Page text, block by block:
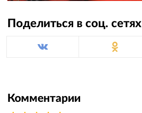
Поделиться в соц. сетях
Комментарии